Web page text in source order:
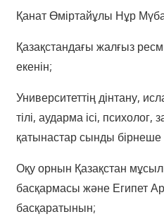
Қанат Өміртайұлы Нұр
Қазақстандағы жалғыз
екенін;
Университеттің дінтану,
тілі, аударма ісі,
қатынастар сынды бірнеше
Оқу орнын Қазақстан
басқармасы және Египет
басқаратынын;